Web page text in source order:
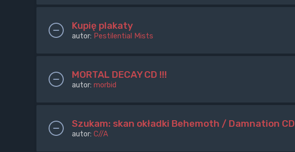
Kupię plakaty
autor: Pestilential Mists
MORTAL DECAY CD !!!
autor: morbid
Szukam: skan okładki Behemoth / Damnation CD
autor: C//A